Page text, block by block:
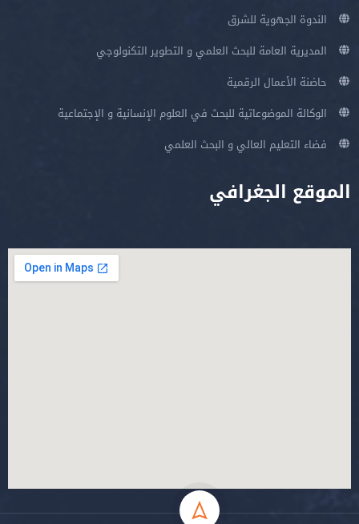
الندوة الجهوية للشرق
المديرية العامة للبحث العلمي و التطوير التكنولوجي
حاضنة الأعمال الرقمية
الوكالة الموضوعاتية للبحث في العلوم الإنسانية و الإجتماعية
فضاء التعليم العالي و البحث العلمي
الموقع الجغرافي